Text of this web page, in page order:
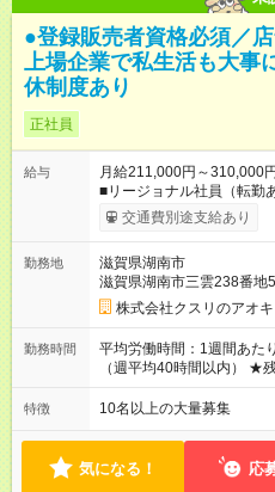
●登録販売者資格必須／
上場企業で私生活も大事
休制度あり
正社員
給与
月給211,000円～310,000円
■リージョナル社員（転勤
310，000円 高卒以上／月給
手当（石川県、富山県、
種手当あり ★登録販売者資
務経験がない方にも同額
固定社員は当社規定に従い額が変動 ＝＝＝＝＝
＝＝ ★職務給制度で実力
給与が支払われ、昇格試
る制度です。 約4割の社
交通費別途支給あり
勤務地
滋賀県湖南市
滋賀県湖南市三雲238番地5
株式会社クスリのアオキ
勤務時間
平均労働時間：1週間あた
（週平均40時間以内） ★
＜店舗の基本営業時間＞
なります。 ＜シフト例＞ 早番：8時00分～17時00分 中番：11
1ヶ月単位の変形労働時間
7.8時間ほど（2025年実績） ＜店舗の基本営業時間＞ 9時
時 ※勤務時間は店舗により異なります。
特徴 10名以上の大量募集
気になる！ 応